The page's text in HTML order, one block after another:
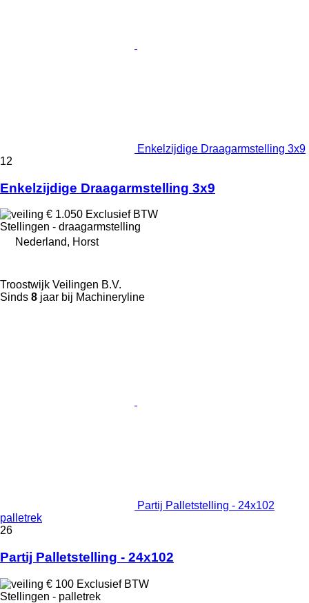
Enkelzijdige Draagarmstelling 3x9
12
Enkelzijdige Draagarmstelling 3x9
€ 1.050 Exclusief BTW
Stellingen - draagarmstelling
Nederland, Horst
Troostwijk Veilingen B.V.
Sinds 8 jaar bij Machineryline
Partij Palletstelling - 24x102
palletrek
26
Partij Palletstelling - 24x102
€ 100 Exclusief BTW
Stellingen - palletrek